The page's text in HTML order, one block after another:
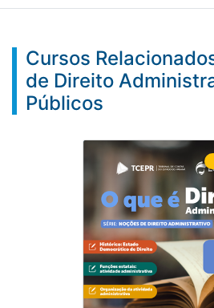
Cursos
de Direito
Públicos